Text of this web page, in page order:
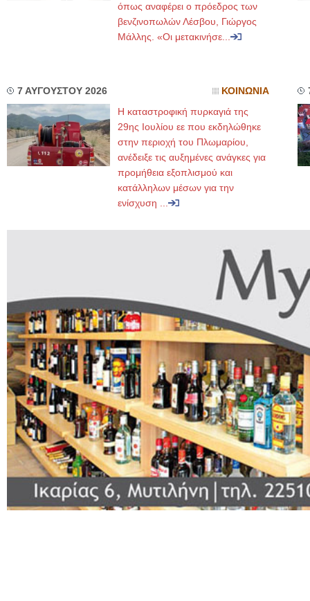
όπως αναφέρει ο πρόεδρος των
βενζινοπωλών Λέσβου, Γιώργος
Μάλλης. «Οι μετακινήσε...
7 ΑΥΓΟΥΣΤΟΥ 2026 ΚΟΙΝΩΝΙΑ
Η καταστροφική πυρκαγιά της
29ης Ιουλίου εε που εκδηλώθηκε
στην περιοχή του Πλωμαρίου,
ανέδειξε τις αυξημένες ανάγκες για
προμήθεια εξοπλισμού και
κατάλληλων μέσων για την
ενίσχυση ...